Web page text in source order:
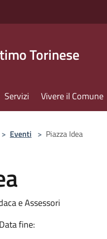
Torinese
Servizi Vivere il Comune
> Eventi > Piazza Idea
e Assessori
Data fine: